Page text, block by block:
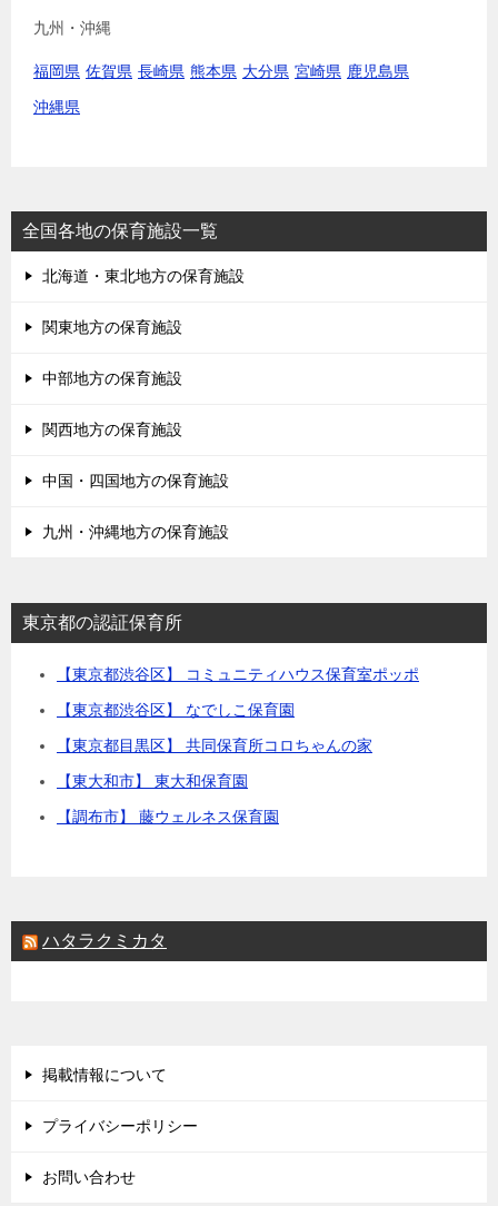
九州・沖縄
福岡県 佐賀県 長崎県 熊本県 大分県 宮崎県 鹿児島県
沖縄県
全国各地の保育施設一覧
北海道・東北地方の保育施設
関東地方の保育施設
中部地方の保育施設
関西地方の保育施設
中国・四国地方の保育施設
九州・沖縄地方の保育施設
東京都の認証保育所
【東京都渋谷区】 コミュニティハウス保育室ポッポ
【東京都渋谷区】 なでしこ保育園
【東京都目黒区】 共同保育所コロちゃんの家
【東大和市】 東大和保育園
【調布市】 藤ウェルネス保育園
ハタラクミカタ
掲載情報について
プライバシーポリシー
お問い合わせ